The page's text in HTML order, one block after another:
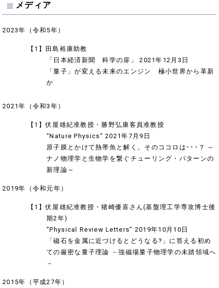
メディア
2023年（令和5年）
【1】田島裕康助教
「日本経済新聞 科学の扉」 2021年12月3日
「量子」が変える未来のエンジン 極小世界から革新
か
2021年（令和3年）
【1】伏屋雄紀准教授・勝野弘康客員准教授
“Nature Physics” 2021年7月9日
原子膜とかけて熱帯魚と解く。そのココロは･･･？ ～
ナノ物理学と生物学を繋ぐチューリング・パターンの
新理論～
2019年（令和元年）
【1】伏屋雄紀准教授・猪崎優喜さん(基盤理工学専攻博士後
期2年)
“Physical Review Letters” 2019年10月10日
「磁石を金属に近づけるとどうなる?」に答える初め
ての厳密な量子理論 －強磁場量子物理学の未踏領域へ
－
2015年（平成27年）